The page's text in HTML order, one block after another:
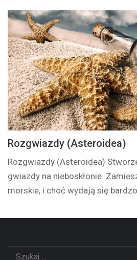
Rozgwiazdy (Asteroidea)
Rozgwiazdy (Asteroidea)
gwiazdy na nieboskłonie.
morskie, i choć wydają się